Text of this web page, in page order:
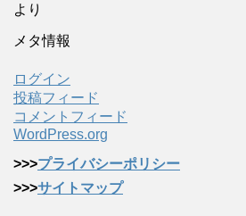
より
メタ情報
ログイン
投稿フィード
コメントフィード
WordPress.org
>>>プライバシーポリシー
>>>サイトマップ